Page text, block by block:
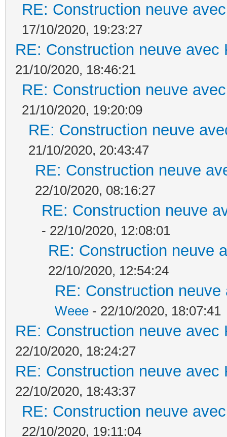
RE: Construction neuve
17/10/2020, 19:23:27
RE: Construction neuve avec
21/10/2020, 18:46:21
RE: Construction neuve
21/10/2020, 19:20:09
RE: Construction neuve
21/10/2020, 20:43:47
RE: Construction neuve
22/10/2020, 08:16:27
RE: Construction neuve
- 22/10/2020, 12:08:01
RE: Construction neuve
22/10/2020, 12:54:24
RE: Construction
Weee - 22/10/2020, 18:07:41
RE: Construction neuve avec
22/10/2020, 18:24:27
RE: Construction neuve avec
22/10/2020, 18:43:37
RE: Construction neuve
22/10/2020, 19:11:04